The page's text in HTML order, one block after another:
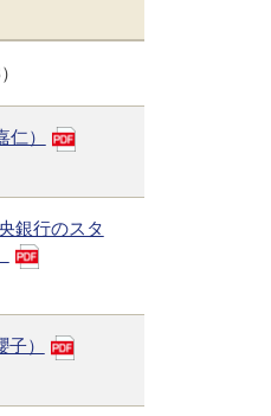
）
銀行のスタ
）